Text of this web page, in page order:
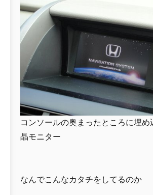
コンソールの奥まったところに埋め
晶モニター
なんでこんなカタチをしてるのか